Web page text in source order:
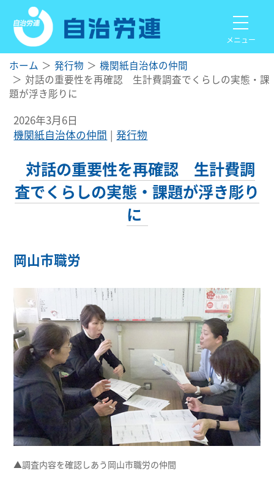
メニュー
ホーム 発行物
機関紙自治体の仲間
対話の重要性を再確認 生計費調査でくらしの実態・課
題が浮き彫りに
2026年3月6日
機関紙自治体の仲間
発行物
対話の重要性を再確認 生計費調
査でくらしの実態・課題が浮き彫り
に
岡山市職労
▲調査内容を確認しあう岡山市職労の仲間